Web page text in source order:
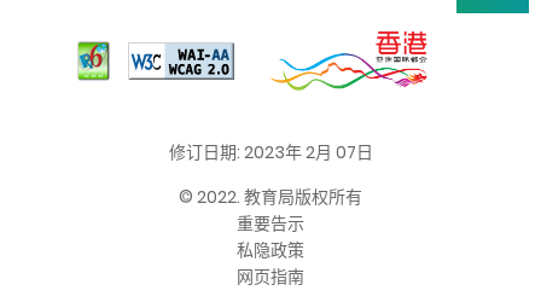
修订日期: 2023年 2月 07日
© 2022. 教育局版权所有
重要告示
私隐政策
网页指南